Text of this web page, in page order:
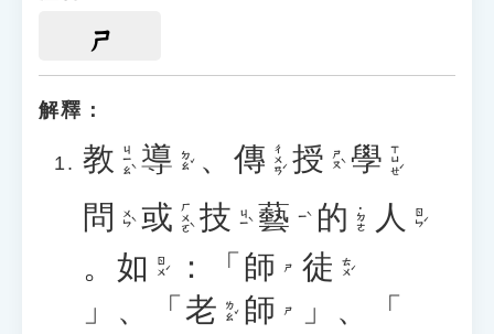
ㄕ
解釋：
教 ㄐㄧㄠˋ 導 ㄉㄠˇ 、 傳 ㄔㄨㄢˊ 授 ㄕㄡˋ 學 ㄒㄩㄝˊ
問 ㄨㄣˋ 或 ㄏㄨㄛˋ 技 ㄐㄧˋ 藝 ㄧˋ 的 ˙ㄉㄜ 人 ㄖㄣˊ
。 如 ㄖㄨˊ ：「 師 ㄕ 徒 ㄊㄨˊ
」、「 老 ㄌㄠˇ 師 ㄕ
」、「